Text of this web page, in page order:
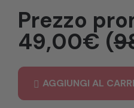
Prezzo
49,00€ (
AGGIUNGI AL